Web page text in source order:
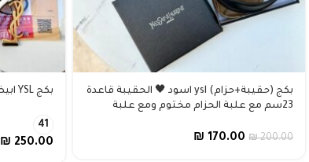
بكج (حقيبة+حزام) ysl اسود 🖤 الحقيبة قاعدة
23سم مع علبة الحزام مختوم ومع علبة
₪200.00
₪ 170.00
بكج YSL ابيض كتف مع هيلز مفتوح 🤍
41
₪ 250.00